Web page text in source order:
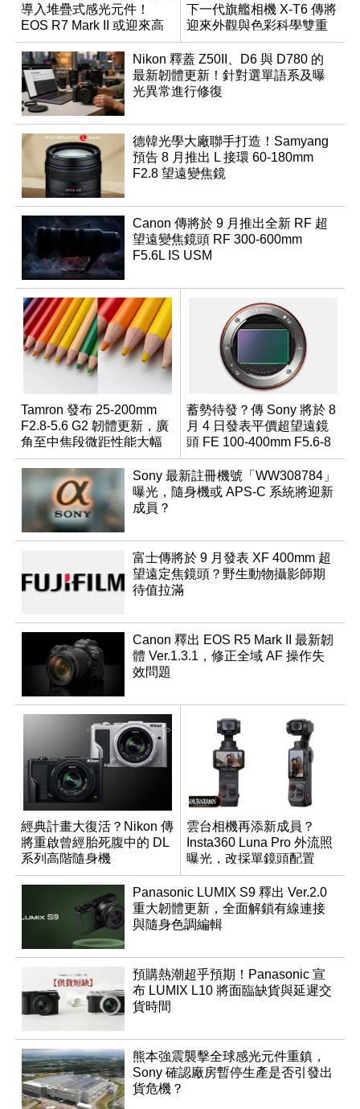
導入堆疊式感光元件！
EOS R7 Mark II 或迎來高
速讀出升級
下一代旗艦相機 X-T6 傳將
迎來外觀與色彩科學雙重
優化
Nikon 釋蓋 Z50II、D6 與 D780 的
最新韌體更新！針對選單語系及曝
光異常進行修復
德韓光學大廠聯手打造！Samyang
預告 8 月推出 L 接環 60-180mm
F2.8 望遠變焦鏡
Canon 傳將於 9 月推出全新 RF 超
望遠變焦鏡頭 RF 300-600mm
F5.6L IS USM
Tamron 發布 25-200mm
F2.8-5.6 G2 韌體更新，廣
角至中焦段微距性能大幅
升級
蓄勢待發？傳 Sony 將於 8
月 4 日發表平價超望遠鏡
頭 FE 100-400mm F5.6-8
Sony 最新註冊機號「WW308784」
曝光，隨身機或 APS-C 系統將迎新
成員？
富士傳將於 9 月發表 XF 400mm 超
望遠定焦鏡頭？野生動物攝影師期
待值拉滿
Canon 釋出 EOS R5 Mark II 最新韌
體 Ver.1.3.1，修正全域 AF 操作失
效問題
經典計畫大復活？Nikon 傳
將重啟曾經胎死腹中的 DL
系列高階隨身機
雲台相機再添新成員？
Insta360 Luna Pro 外流照
曝光，改採單鏡頭配置
Panasonic LUMIX S9 釋出 Ver.2.0
重大韌體更新，全面解鎖有線連接
與隨身色調編輯
預購熱潮超乎預期！Panasonic 宣
布 LUMIX L10 將面臨缺貨與延遲交
貨時間
熊本強震襲擊全球感光元件重鎮，
Sony 確認廠房暫停生產是否引發出
貨危機？